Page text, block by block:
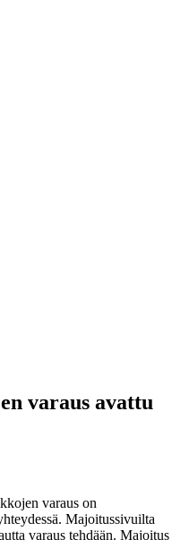
varaus avattu
varaus on
Majoitussivuilta
varaus tehdään. Majoitus